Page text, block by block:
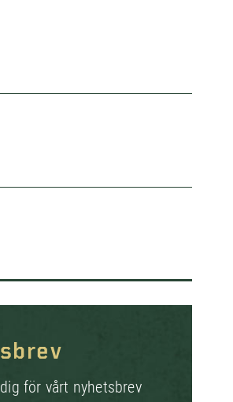
för vårt nyhetsbrev